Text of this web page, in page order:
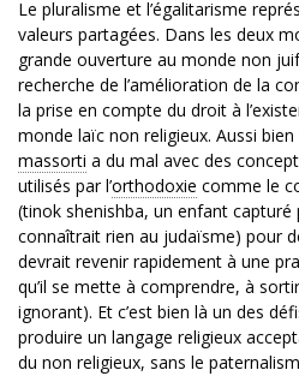
Le pluralisme et l’égalitarisme
valeurs partagées. Dans les deux
grande ouverture au monde non
recherche de l’amélioration de la
la prise en compte du droit à
monde laïc non religieux. Aussi bien
massorti a du mal avec des
utilisés par l’orthodoxie comme le
(tinok shenishba, un enfant capturé
connaîtrait rien au judaïsme) pour
devrait revenir rapidement à une
qu’il se mette à comprendre, à
ignorant). Et c’est bien là un des
produire un langage religieux
du non religieux, sans le